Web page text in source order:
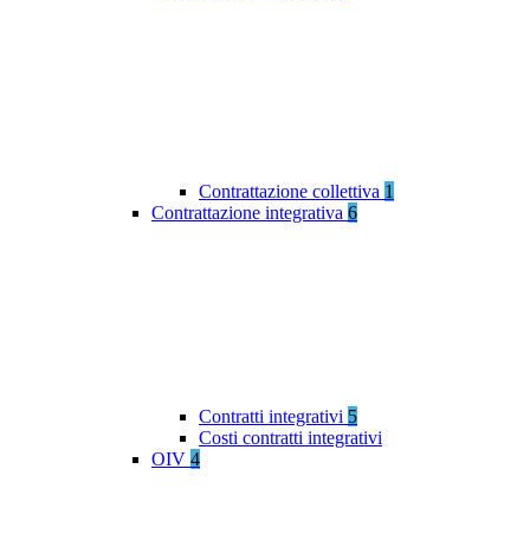
Contrattazione collettiva 1
Contrattazione integrativa 6
Contratti integrativi 5
Costi contratti integrativi
OIV 4